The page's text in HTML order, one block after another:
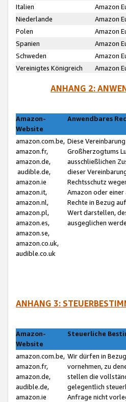
Italien
Amazon
Niederlande
Amazon
Polen
Amazon
Spanien
Amazon
Schweden
Amazon
Vereinigtes Königreich
Amazon
ANHANG 2:
Amazon-
Website
Anwendbares
amazon.com.be,
amazon.fr,
amazon.de,
audible.de,
amazon.ie
amazon.it,
amazon.nl,
amazon.pl,
amazon.es,
amazon.se,
amazon.co.uk,
audible.co.uk
Diese
Großherzogtums
ausschließlichen
dieser
Rechtsschutz
Amazon oder
Rechte in Bezug
Wert darstellen,
ausgeglichen
ANHANG 3:
Amazon-
Website
Steuerliche
amazon.com.be,
amazon.fr,
amazon.de,
audible.de,
amazon.ie
Wir dürfen in
vornehmen, zu
stellen die
gelegentlich
Anfrage nicht